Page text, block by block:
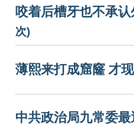
咬着后槽牙也不承
次)
薄熙来打成窟窿 才
中共政治局九常委